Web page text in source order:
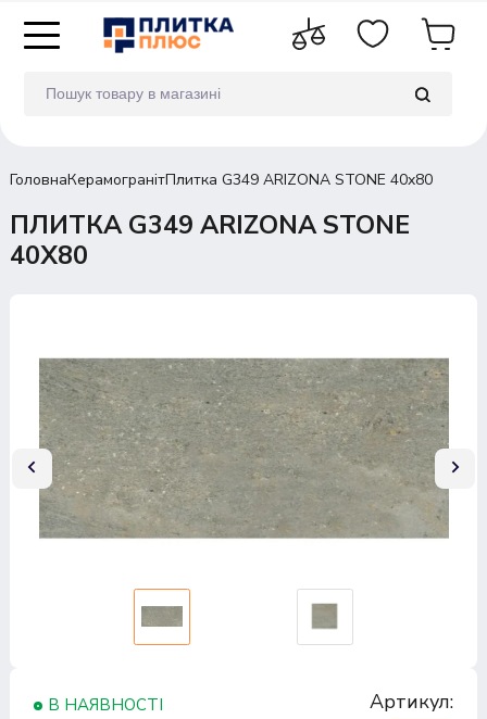
ГоловнаКерамогранітПлитка G349 ARIZONA STONE 40x80
ПЛИТКА G349 ARIZONA STONE
40X80
В НАЯВНОСТІ
Артикул: